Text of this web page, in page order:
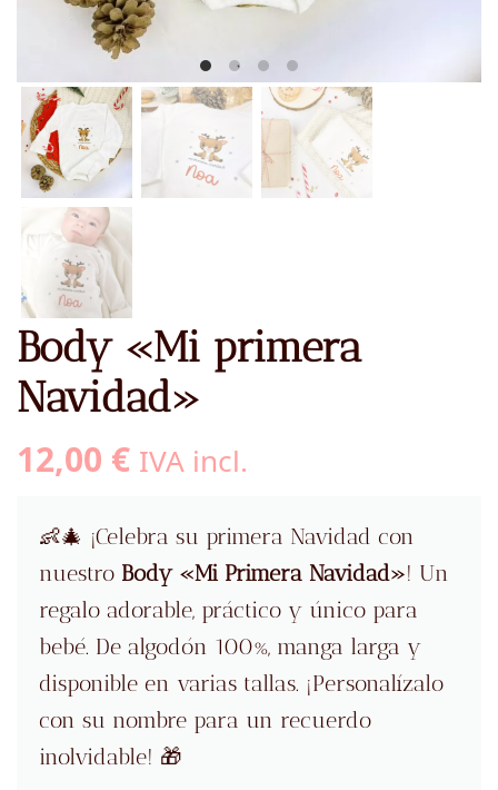
Body «Mi primera
Navidad»
12,00 € IVA incl.
👶🎄 ¡Celebra su primera Navidad con
nuestro Body «Mi Primera Navidad»! Un
regalo adorable, práctico y único para
bebé. De algodón 100%, manga larga y
disponible en varias tallas. ¡Personalízalo
con su nombre para un recuerdo
inolvidable! 🎁